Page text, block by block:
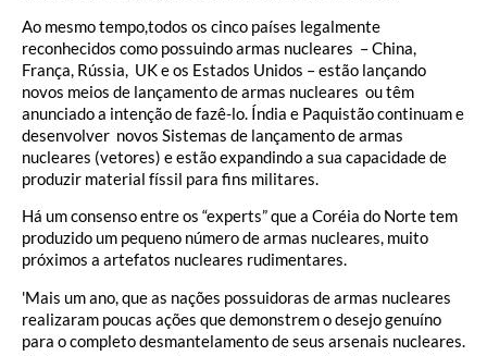
Ao mesmo tempo,todos os cinco países legalmente
reconhecidos como possuindo armas nucleares – China,
França, Rússia, UK e os Estados Unidos – estão lançando
novos meios de lançamento de armas nucleares ou têm
anunciado a intenção de fazê-lo. Índia e Paquistão continuam e
desenvolver novos Sistemas de lançamento de armas
nucleares (vetores) e estão expandindo a sua capacidade de
produzir material físsil para fins militares.
Há um consenso entre os “experts” que a Coréia do Norte tem
produzido um pequeno número de armas nucleares, muito
próximos a artefatos nucleares rudimentares.
'Mais um ano, que as nações possuidoras de armas nucleares
realizaram poucas ações que demonstrem o desejo genuíno
para o completo desmantelamento de seus arsenais nucleares.